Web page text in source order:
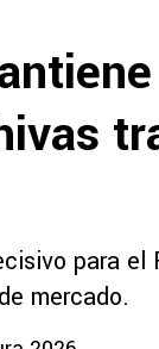
para el
mercado.